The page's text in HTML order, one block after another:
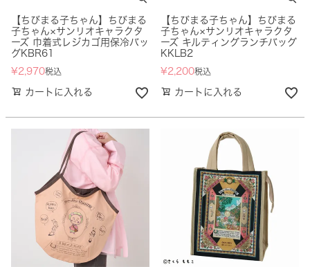
【ちびまる子ちゃん】ちびまる
子ちゃん×サンリオキャラクタ
ーズ 巾着式レジカゴ用保冷バッ
グKBR61
¥2,970税込
カートに入れる
【ちびまる子ちゃん】ちびまる
子ちゃん×サンリオキャラクタ
ーズ キルティングランチバッグ
KKLB2
¥2,200税込
カートに入れる